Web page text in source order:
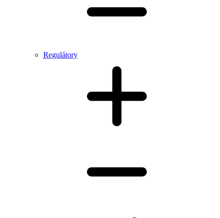
Regulátory